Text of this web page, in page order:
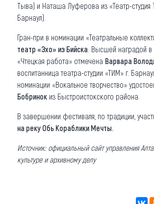
Тыва) и Наташа Луферова из «Театр-студия
Барнаул).
Гран-при в номинации «Театральные
театр «Эхо» из Бийска . Высшей наградой
«Чтецкая работа» отмечена Варвара
воспитанница театра-студии «ТИМ» г.
номинации «Вокальное творчество»
Бобринок из Быстроистокского района.
В завершении фестиваля, по традиции,
на реку Обь Кораблики Мечты.
Источник: официальный сайт управления
культуре и архивному делу